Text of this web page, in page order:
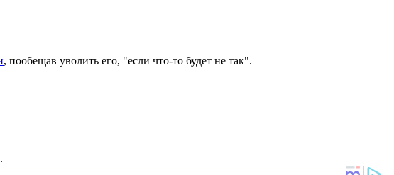
, пообещав уволить его, "если что-то будет не так".